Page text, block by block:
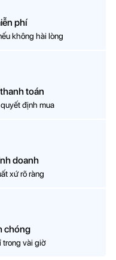
phí
không hài lòng
toán
định mua
doanh
xứ rõ ràng
chóng
trong vài giờ